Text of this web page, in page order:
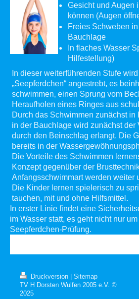
Gesicht und Augen
können (Augen
Freies Schweben
Bauchlage
In flaches Wasser
Hilfestellung)
In dieser weiterführenden Stufe
„Seepferdchen“ angestrebt, es
schwimmen, einen Sprung vom
Heraufholen eines Ringes aus
Durch das Schwimmen zunächst in
in der Bauchlage wird zunächst der
durch den Beinschlag erlangt. Die
bereits in der
Die Vorteile des Schwimmen
Konzept gegenüber der
Anfangsschwimmart werden weiter
Die Kinder lernen spielerisch zu
tauchen, mit und ohne Hilfsmittel.
In erster Linie findet eine
im Wasser statt, es geht nicht nur
Seepferdchen-Prüfung.
Druckversion
Sitemap
TV H Dorsten Wulfen 2005 e.V. ©
2025